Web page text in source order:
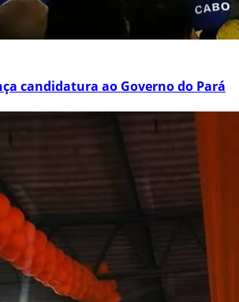
candidatura ao Governo do Pará